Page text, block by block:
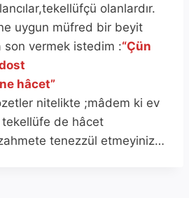
olanlardır.
uygun müfred bir beyit
son vermek istedim :“Çün
hâcet”
nitelikte ;mâdem ki ev
de hâcet
tenezzül etmeyiniz…